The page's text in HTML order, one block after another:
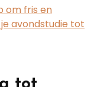
om fris en
avondstudie tot